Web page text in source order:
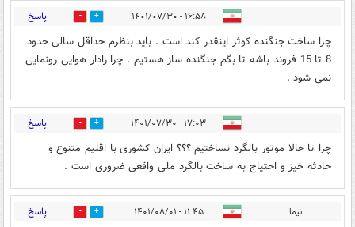
۱۶:۵۸ - ۱۴۰۱/۰۷/۳۰ 4 پاسخ
چرا ساخت جنگنده کوثر اینقدر کند است . باید بنظرم حداقل سالی حدود
8 تا 15 فروند باشه تا بگم جنگنده ساز هستیم . چرا رادار هوایی رونمایی
نمی شود .
۱۷:۰۳ - ۱۴۰۱/۰۷/۳۰ 4 پاسخ
چرا تا حالا موتور بالگرد نساختیم ؟؟؟ ایران کشوری با اقلیم متنوع و
حادثه خیز و احتیاج به ساخت بالگرد ملی واقعی ضروری است .
نیما ۱۱:۴۵ - ۱۴۰۱/۰۸/۰۱ 2 پاسخ